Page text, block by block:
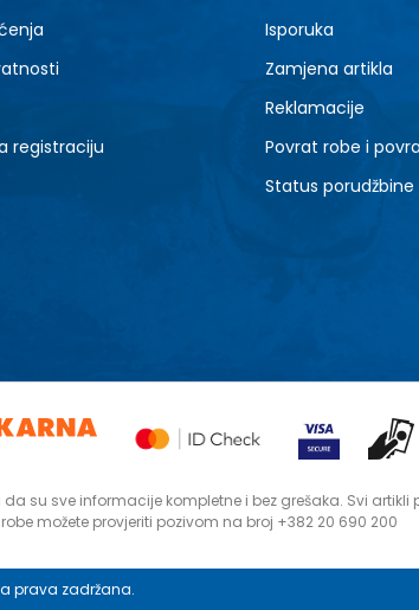
registraciju
Isporuka
Zamjena artikla
Reklamacije
Povrat robe i
Status porudžbine
su sve informacije kompletne i bez grešaka. Svi artikli
možete provjeriti pozivom na broj +382 20 690 200
prava zadržana.